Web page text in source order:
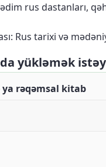
rus dastanları,
Rus tarixi və
yükləmək
rəqəmsal kitab